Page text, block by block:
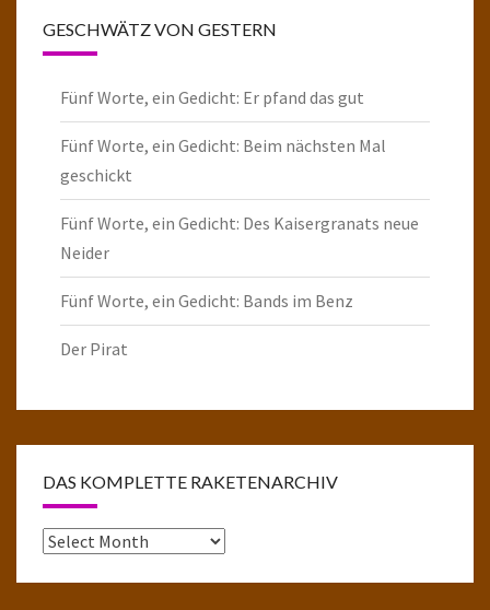
GESCHWÄTZ VON GESTERN
Fünf Worte, ein Gedicht: Er pfand das gut
Fünf Worte, ein Gedicht: Beim nächsten Mal
geschickt
Fünf Worte, ein Gedicht: Des Kaisergranats neue
Neider
Fünf Worte, ein Gedicht: Bands im Benz
Der Pirat
DAS KOMPLETTE RAKETENARCHIV
Das